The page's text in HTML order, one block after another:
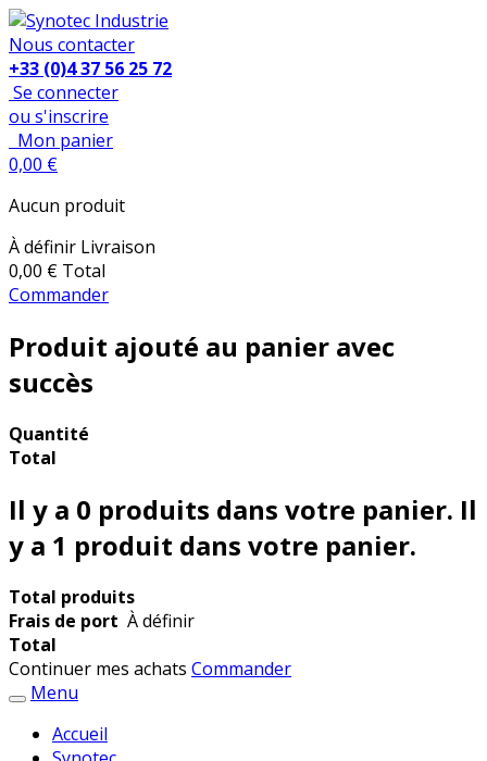
Nous contacter
+33 (0)4 37 56 25 72
Se connecter
ou s'inscrire
Mon panier
0,00 €
Aucun produit
À définir Livraison
0,00 € Total
Commander
Produit ajouté au panier avec
succès
Quantité
Total
Il y a 0 produits dans votre panier. Il
y a 1 produit dans votre panier.
Total produits
Frais de port À définir
Total
Continuer mes achats Commander
Menu
Accueil